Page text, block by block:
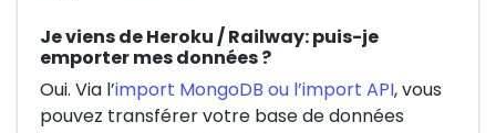
Je viens de Heroku / Railway: puis-je
emporter mes données ?
Oui. Via l’import MongoDB ou l’import API, vous
pouvez transférer votre base de données